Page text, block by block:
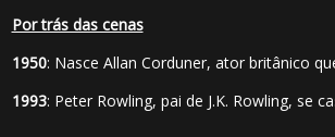
Por trás das cenas
1950: Nasce Allan Corduner, ator britânico
1993: Peter Rowling, pai de J.K. Rowling, se
1️⃣ 8️⃣